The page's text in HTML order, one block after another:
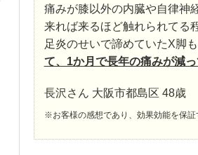
痛みが膝以外の内臓や自律神
来れば来るほど触れられてる
足炎のせいで諦めていたX脚
て、1か月で長年の痛みが減
長沢さん 大阪市都島区 48歳
※お客様の感想であり、効果効能を保証